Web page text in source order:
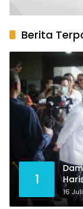
Berita
1
16